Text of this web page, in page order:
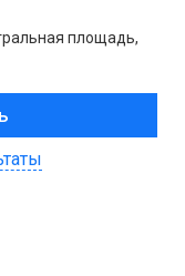
площадь,